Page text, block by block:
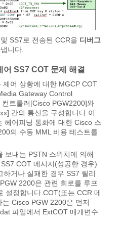
SS7로 전송된 CCR을 디버그
니다.
SS7 COT 문제 해결
어 상황에 대한 MGCP COT
Gateway Control
트롤러[Cisco PGW2200]와
간의 통신을 구성합니다.이
헤어피닝 통화에 대한 Cisco 스
의 수동 MML 비용 테스트를
보내는 PSTN 스위치에 의해
COT 메시지(성공한 경우)
거나 실패한 경우 SS7 릴리
2200은 관련 회로를 루프
설정합니다.COT(또는 CCR 메
Cisco PGW 2200은 먼저
파일에서 ExtCOT 매개변수